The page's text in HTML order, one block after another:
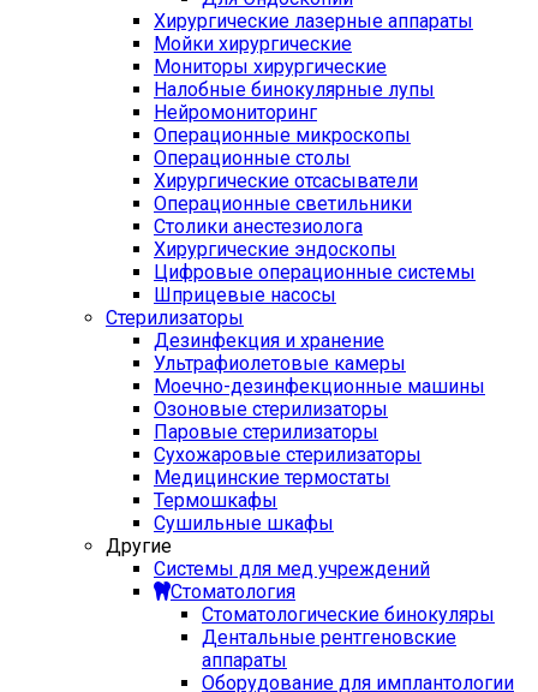
Хирургические лазерные аппараты
Мойки хирургические
Мониторы хирургические
Налобные бинокулярные лупы
Нейромониторинг
Операционные микроскопы
Операционные столы
Хирургические отсасыватели
Операционные светильники
Столики анестезиолога
Хирургические эндоскопы
Цифровые операционные системы
Шприцевые насосы
Стерилизаторы
Дезинфекция и хранение
Ультрафиолетовые камеры
Моечно-дезинфекционные машины
Озоновые стерилизаторы
Паровые стерилизаторы
Сухожаровые стерилизаторы
Медицинские термостаты
Термошкафы
Сушильные шкафы
Другие
Системы для мед учреждений
Стоматология
Стоматологические бинокуляры
Дентальные рентгеновские
аппараты
Оборудование для имплантологии